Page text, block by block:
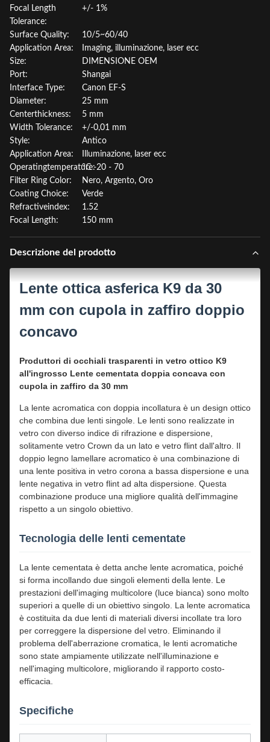
Focal Length
Tolerance:
+/- 1%
Surface Quality:
10/5~60/40
Application Area:
Imaging, illuminazione, laser ecc
Size:
DIMENSIONE OEM
Port:
Shangai
Interface Type:
Canon EF-S
Diameter:
25 mm
Centerthickness:
5 mm
Width Tolerance:
+/-0,01 mm
Style:
Antico
Application Area:
Illuminazione, laser ecc
Operatingtemperature:°C -20 - 70
Filter Ring Color:
Nero, Argento, Oro
Coating Choice:
Verde
Refractiveindex:
1.52
Focal Length:
150 mm
Descrizione del prodotto
Lente ottica asferica K9 da 30
mm con cupola in zaffiro doppio
concavo
Produttori di occhiali trasparenti in vetro ottico K9
all'ingrosso Lente cementata doppia concava con
cupola in zaffiro da 30 mm
La lente acromatica con doppia incollatura è un design ottico
che combina due lenti singole. Le lenti sono realizzate in
vetro con diverso indice di rifrazione e dispersione,
solitamente vetro Crown da un lato e vetro flint dall'altro. Il
doppio legno lamellare acromatico è una combinazione di
una lente positiva in vetro corona a bassa dispersione e una
lente negativa in vetro flint ad alta dispersione. Questa
combinazione produce una migliore qualità dell'immagine
rispetto a un singolo obiettivo.
Tecnologia delle lenti cementate
La lente cementata è detta anche lente acromatica, poiché
si forma incollando due singoli elementi della lente. Le
prestazioni dell'imaging multicolore (luce bianca) sono molto
superiori a quelle di un obiettivo singolo. La lente acromatica
è costituita da due lenti di materiali diversi incollate tra loro
per correggere la dispersione del vetro. Eliminando il
problema dell'aberrazione cromatica, le lenti acromatiche
sono state ampiamente utilizzate nell'illuminazione e
nell'imaging multicolore, migliorando il rapporto costo-
efficacia.
Specifiche